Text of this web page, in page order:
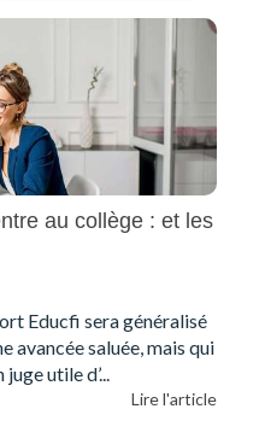
au collège : et les
Educfi sera généralisé
avancée saluée, mais qui
utile d’...
Lire l'article